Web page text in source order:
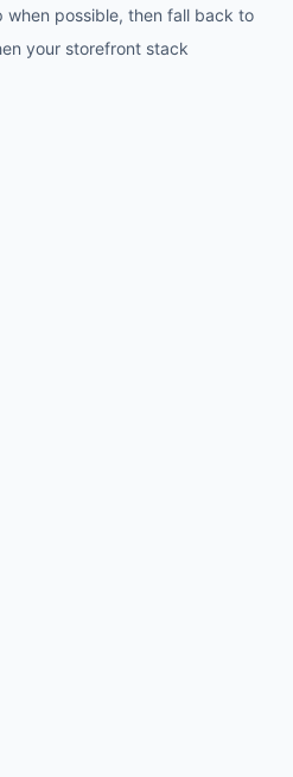
possible, then fall back to
your storefront stack